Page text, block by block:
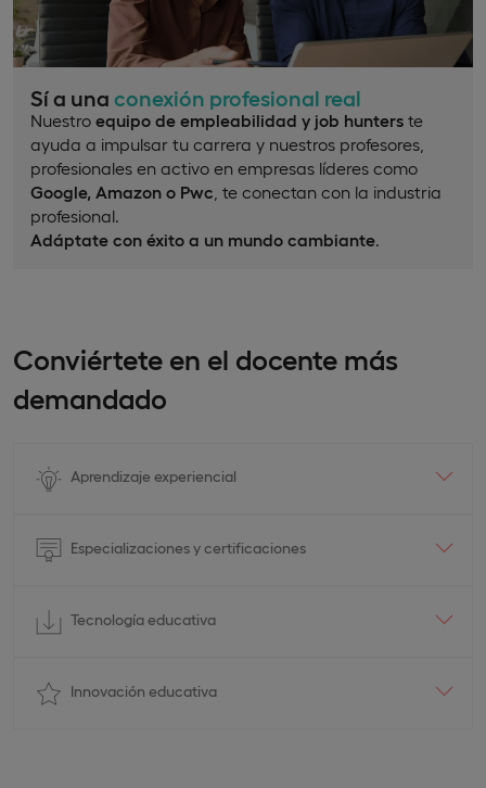
Sí a una conexión profesional real
Nuestro equipo de empleabilidad y job hunters te
ayuda a impulsar tu carrera y nuestros profesores,
profesionales en activo en empresas líderes como
Google, Amazon o Pwc , te conectan con la industria
profesional.
Adáptate con éxito a un mundo cambiante.
Conviértete en el docente más
demandado
Aprendizaje experiencial
Especializaciones y certificaciones
Tecnología educativa
Innovación educativa